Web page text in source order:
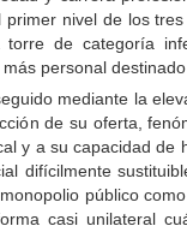
nivel de los
de categoría
personal
mediante la
de su oferta,
y a su capacidad de
difícilmente
público
casi unilateral